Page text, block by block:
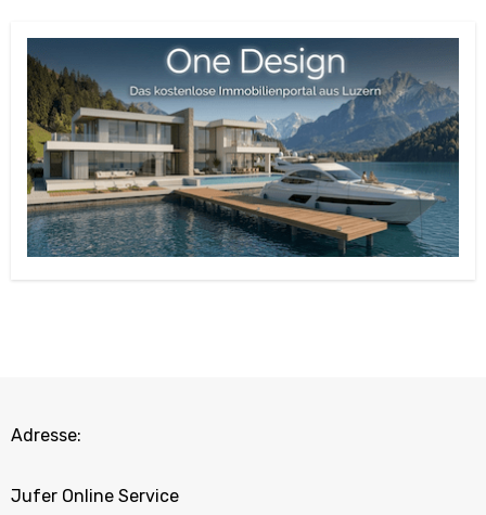
Adresse:
Jufer Online Service